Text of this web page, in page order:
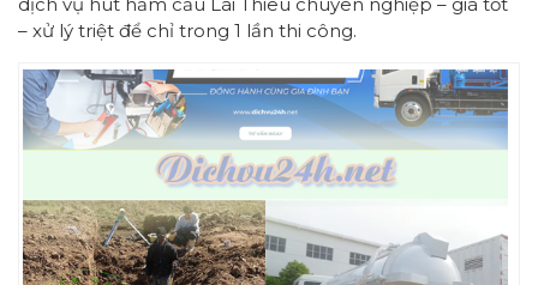
– xử lý triệt để chỉ trong 1 lần thi công.